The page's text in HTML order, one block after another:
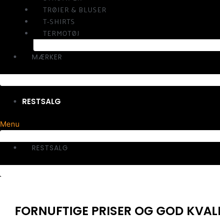
TRØJER & BLUSER
T-SHIRTS
TERMOTØJ
MÆRKER
RESTSALG
Menu
RESTSALG
FORNUFTIGE PRISER OG GOD